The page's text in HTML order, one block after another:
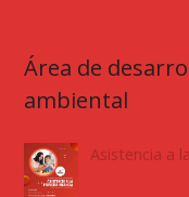
Área de
ambiental
Asistencia a